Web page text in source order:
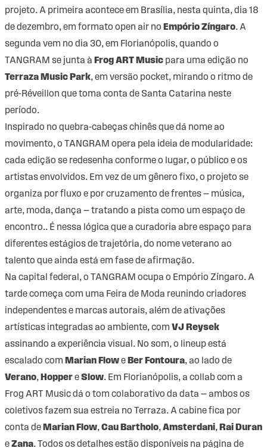
projeto. A primeira acontece em Brasília, nesta quinta, dia 18
de dezembro, em formato open air no Empório Zíngaro. A
segunda vem no dia 30, em Florianópolis, quando o
TANGRAM se junta à Frog ART Music para uma edição no
Terraza Music Park, em versão pocket, mirando o ritmo de
pré-Réveillon que toma conta de Santa Catarina neste
período.
Inspirado no quebra-cabeças chinês que dá nome ao
movimento, o TANGRAM opera pela ideia de modularidade:
cada edição se redesenha conforme o lugar, o público e os
artistas envolvidos. Em vez de um gênero fixo, o projeto se
organiza por fluxo e por cruzamento de frentes — música,
arte, moda, dança — tratando a pista como um espaço de
encontro.. É nessa lógica que a curadoria abre espaço para
diferentes estágios de trajetória, do nome veterano ao
talento que ainda está em fase de afirmação.
Na capital federal, o TANGRAM ocupa o Empório Zíngaro. A
tarde começa com uma Feira de Moda reunindo criadores
independentes e marcas autorais, além de ativações
artísticas integradas ao ambiente, com VJ Reysek
assinando a experiência visual. No som, o lineup está
escalado com Marian Flowe Ber Fontoura, ao lado de
Verano, HoppereSlow. Em Florianópolis, a collab com a
Frog ART Music dá o tom colaborativo da data — ambos os
coletivos fazem sua estreia no Terraza. A cabine fica por
conta de Marian Flow,Cau Bartholo,Amsterdani, Rai Duran
eZana. Todos os detalhes estão disponíveis na página de